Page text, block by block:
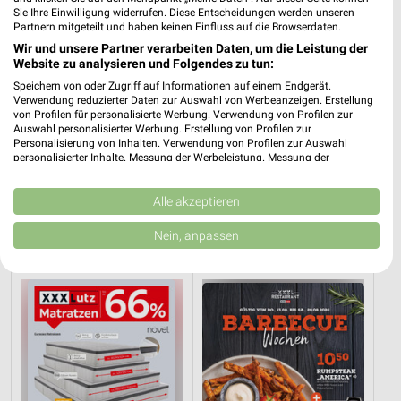
Wohnideen so individuell wie du!
Gültig bis Fr. 14.08. Gültig bis Fr. 21.08.
Sie Ihre Einwilligung widerrufen. Diese Entscheidungen werden unseren
Partnern mitgeteilt und haben keinen Einfluss auf die Browserdaten.
Wir und unsere Partner verarbeiten Daten, um die Leistung der
Website zu analysieren und Folgendes zu tun:
Speichern von oder Zugriff auf Informationen auf einem Endgerät.
Verwendung reduzierter Daten zur Auswahl von Werbeanzeigen. Erstellung
von Profilen für personalisierte Werbung. Verwendung von Profilen zur
Auswahl personalisierter Werbung. Erstellung von Profilen zur
Personalisierung von Inhalten. Verwendung von Profilen zur Auswahl
personalisierter Inhalte. Messung der Werbeleistung. Messung der
Kombinationen von Daten aus verschiedenen Quellen. Entwicklung und
Verbesserung der Angebote. Verwendung reduzierter Daten zur Auswahl
von Inhalten.
Daten können außerhalb der Europäischen Union weitergegeben und in die
USA gesendet werden.
Website/App.
Partnerliste anzeigen (1 IAB-Anbieter)
Wir nutzen Ihre Daten für folgende Zwecke:
IAB-Verarbeitungszwecke:
Speichern von oder Zugriff auf Informationen
auf einem Endgerät
Alle akzeptieren
Nein, anpassen